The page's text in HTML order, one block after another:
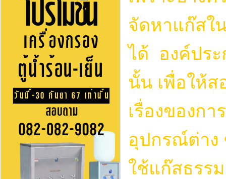
จัดหาแก๊สใ
ได้ องค์ปร
นั้น เพื่อให้ส
เรื่องของก
อุปกรณ์ต่าง
ใช้แก๊สธรร